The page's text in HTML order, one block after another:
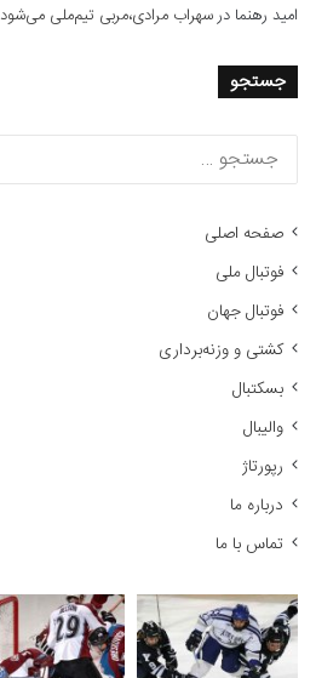
امید رهنما درسهراب مرادی،مربی تیم‌ملی می‌شود
جستجو
صفحه اصلی
فوتبال ملی
فوتبال جهان
کشتی و وزنه‌برداری
بسکتبال
والیبال
رپورتاژ
درباره ما
تماس با ما